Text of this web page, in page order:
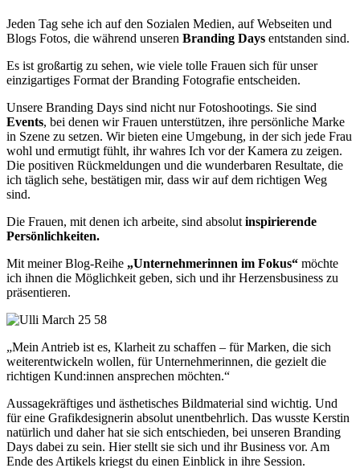
Jeden Tag sehe ich auf den Sozialen Medien, auf Webseiten und
Blogs Fotos, die während unseren Branding Days entstanden sind.
Es ist großartig zu sehen, wie viele tolle Frauen sich für unser
einzigartiges Format der Branding Fotografie entscheiden.
Unsere Branding Days sind nicht nur Fotoshootings. Sie sind
Events, bei denen wir Frauen unterstützen, ihre persönliche Marke
in Szene zu setzen. Wir bieten eine Umgebung, in der sich jede Frau
wohl und ermutigt fühlt, ihr wahres Ich vor der Kamera zu zeigen.
Die positiven Rückmeldungen und die wunderbaren Resultate, die
ich täglich sehe, bestätigen mir, dass wir auf dem richtigen Weg
sind.
Die Frauen, mit denen ich arbeite, sind absolut inspirierende
Persönlichkeiten.
Mit meiner Blog-Reihe „Unternehmerinnen im Fokus“ möchte
ich ihnen die Möglichkeit geben, sich und ihr Herzensbusiness zu
präsentieren.
„Mein Antrieb ist es, Klarheit zu schaffen – für Marken, die sich
weiterentwickeln wollen, für Unternehmerinnen, die gezielt die
richtigen Kund:innen ansprechen möchten.“
Aussagekräftiges und ästhetisches Bildmaterial sind wichtig. Und
für eine Grafikdesignerin absolut unentbehrlich. Das wusste Kerstin
natürlich und daher hat sie sich entschieden, bei unseren Branding
Days dabei zu sein. Hier stellt sie sich und ihr Business vor. Am
Ende des Artikels kriegst du einen Einblick in ihre Session.